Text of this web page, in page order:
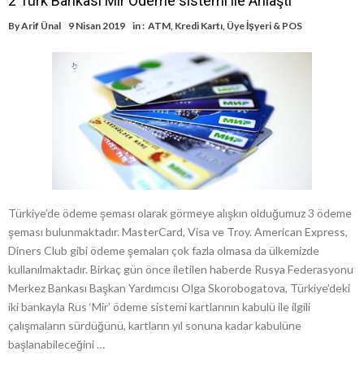
ByArif Ünal 9 Nisan 2019 in : ATM Kredi Kartı Üye İşyeri & POS
Türkiye’de ödeme şeması olarak görmeye alışkın olduğumuz 3 ödeme
şeması bulunmaktadır. MasterCard, Visa ve Troy. American Express,
Diners Club gibi ödeme şemaları çok fazla olmasa da ülkemizde
kullanılmaktadır. Birkaç gün önce iletilen haberde Rusya Federasyonu
Merkez Bankası Başkan Yardımcısı Olga Skorobogatova, Türkiye’deki
iki bankayla Rus ‘Mir’ ödeme sistemi kartlarının kabulü ile ilgili
çalışmaların sürdüğünü, kartların yıl sonuna kadar kabulüne
başlanabileceğini …